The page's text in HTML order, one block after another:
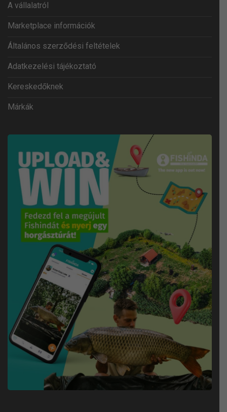
A vállalatról
Marketplace információk
Általános szerződési feltételek
Adatkezelési tájékoztató
Kereskedőknek
Márkák